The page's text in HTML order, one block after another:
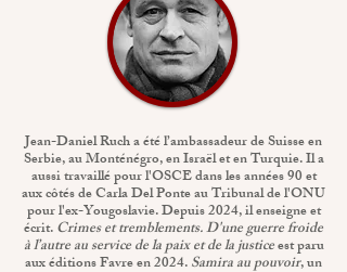
Jean-Daniel Ruch a été l’ambassadeur de Suisse en
Serbie, au Monténégro, en Israël et en Turquie. Il a
aussi travaillé pour l'OSCE dans les années 90 et
aux côtés de Carla Del Ponte au Tribunal de l'ONU
pour l'ex-Yougoslavie. Depuis 2024, il enseigne et
écrit.Crimes et tremblements. D'une guerre froide
à l’autre au service de la paix et de la justiceest paru
aux éditions Favre en 2024.Samira au pouvoir, un